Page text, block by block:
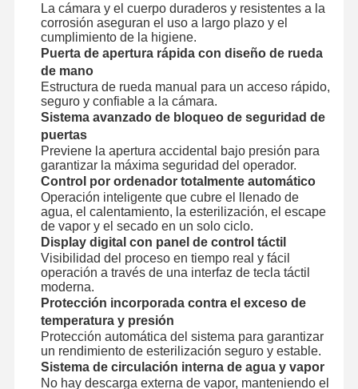
Autoclave Portátil
Esterilizador de plasma a baja temperatura
Esterilizador del óxido de etileno
Esterilizador farmacéutico
Lavadora Desinfectadora Automática
Equipo CSSD
Equipo del tratamiento de aguas
gabinete de secado
Equipo de laboratorio
La cámara y el cuerpo duraderos y resistentes a la
corrosión aseguran el uso a largo plazo y el
cumplimiento de la higiene.
Puerta de apertura rápida con diseño de rueda
de mano
Estructura de rueda manual para un acceso rápido,
seguro y confiable a la cámara.
Sistema avanzado de bloqueo de seguridad de
puertas
Previene la apertura accidental bajo presión para
garantizar la máxima seguridad del operador.
Control por ordenador totalmente automático
Operación inteligente que cubre el llenado de
agua, el calentamiento, la esterilización, el escape
de vapor y el secado en un solo ciclo.
Display digital con panel de control táctil
Visibilidad del proceso en tiempo real y fácil
operación a través de una interfaz de tecla táctil
moderna.
Protección incorporada contra el exceso de
temperatura y presión
Protección automática del sistema para garantizar
un rendimiento de esterilización seguro y estable.
Sistema de circulación interna de agua y vapor
No hay descarga externa de vapor, manteniendo el